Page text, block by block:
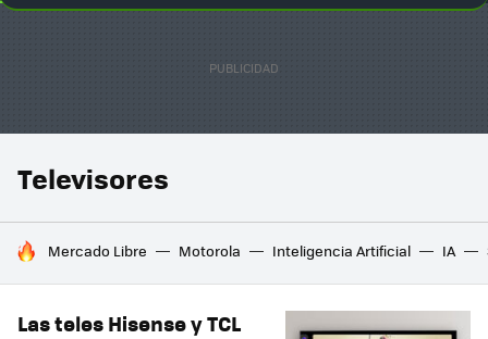
Televisores
HOY SE HABLA DE
Mercado Libre Motorola Inteligencia Artificial IA
Las teles Hisense y TCL